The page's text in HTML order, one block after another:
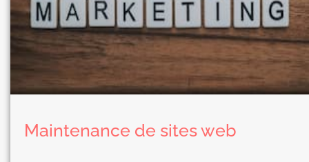
Maintenance de sites web